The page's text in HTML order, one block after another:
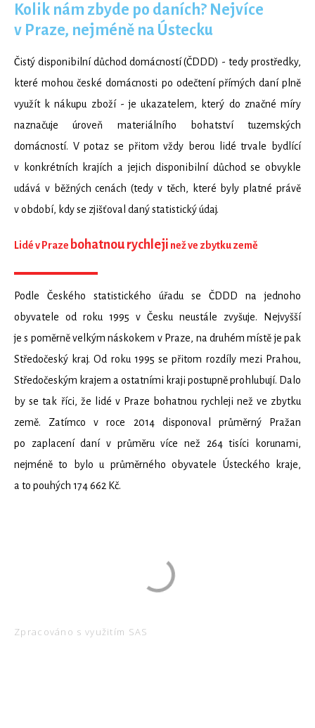
Kolik nám zbyde po daních? Nejvíce
v Praze, nejméně na Ústecku
Čistý disponibilní důchod domácností (ČDDD) - tedy prostředky,
které mohou české domácnosti po odečtení přímých daní plně
využít k nákupu zboží - je ukazatelem, který do značné míry
naznačuje úroveň materiálního bohatství tuzemských
domácností. V potaz se přitom vždy berou lidé trvale bydlící
v konkrétních krajích a jejich disponibilní důchod se obvykle
udává v běžných cenách (tedy v těch, které byly platné právě
v období, kdy se zjišťoval daný statistický údaj.
Lidé v Praze bohatnou rychleji než ve zbytku země
Podle Českého statistického úřadu se ČDDD na jednoho
obyvatele od roku 1995 v Česku neustále zvyšuje. Nejvyšší
je s poměrně velkým náskokem v Praze, na druhém místě je pak
Středočeský kraj. Od roku 1995 se přitom rozdíly mezi Prahou,
Středočeským krajem a ostatními kraji postupně prohlubují. Dalo
by se tak říci, že lidé v Praze bohatnou rychleji než ve zbytku
země. Zatímco v roce 2014 disponoval průměrný Pražan
po zaplacení daní v průměru více než 264 tisíci korunami,
nejméně to bylo u průměrného obyvatele Ústeckého kraje,
a to pouhých 174 662 Kč.